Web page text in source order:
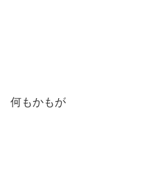
何もかもが